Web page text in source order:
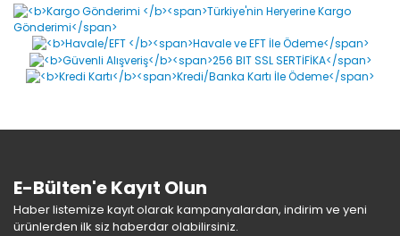
E-Bülten'e Kayıt Olun
Haber listemize kayıt olarak kampanyalardan, indirim ve yeni
ürünlerden ilk siz haberdar olabilirsiniz.